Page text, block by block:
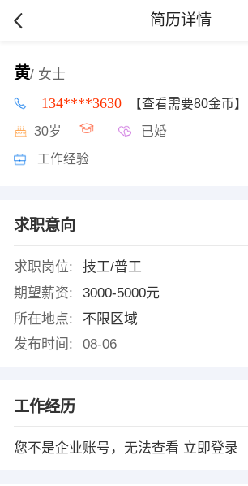
简历详情
黄/ 女士
134****3630 【查看需要80金币】
30岁 已婚
工作经验
求职意向
求职岗位:
技工/普工
期望薪资:
3000-5000元
所在地点:
不限区域
发布时间:
08-06
工作经历
您不是企业账号，无法查看 立即登录